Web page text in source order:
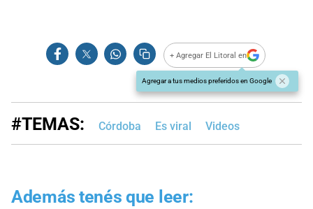
+ Agregar El Litoral en
Agregar a tus medios preferidos en Google
#TEMAS: Córdoba Es viral Videos
Además tenés que leer: